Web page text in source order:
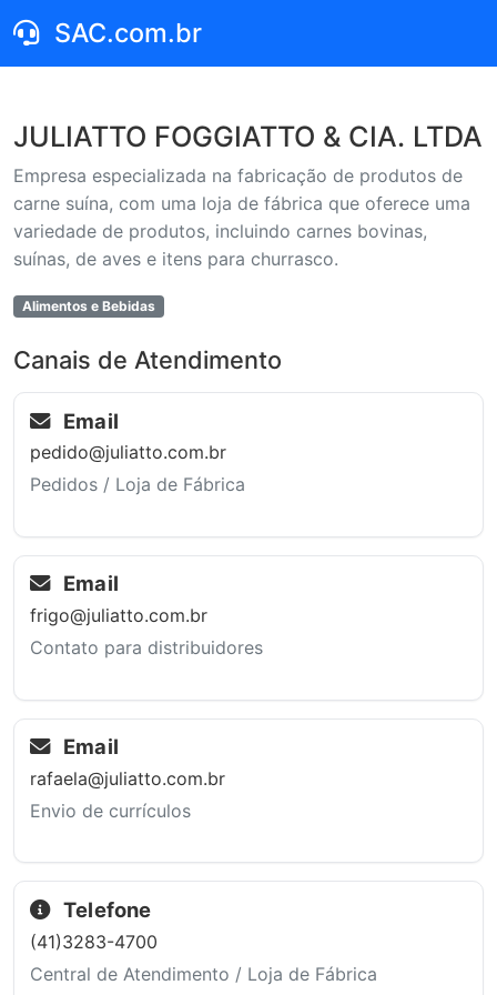
SAC.com.br
JULIATTO FOGGIATTO & CIA. LTDA
Empresa especializada na fabricação de produtos de
carne suína, com uma loja de fábrica que oferece uma
variedade de produtos, incluindo carnes bovinas,
suínas, de aves e itens para churrasco.
Alimentos e Bebidas
Canais de Atendimento
Email
pedido@juliatto.com.br
Pedidos / Loja de Fábrica
Email
frigo@juliatto.com.br
Contato para distribuidores
Email
rafaela@juliatto.com.br
Envio de currículos
Telefone
(41)3283-4700
Central de Atendimento / Loja de Fábrica